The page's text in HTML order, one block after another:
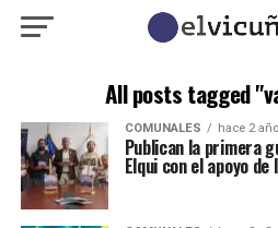
All posts tagged
COMUNALES hace 2
Publican la primera
Elqui con el apoyo